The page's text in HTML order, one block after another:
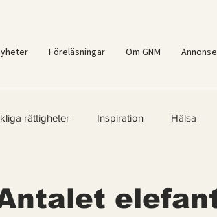
Föreläsningar Om GNM
rättigheter Inspiration Hälsa